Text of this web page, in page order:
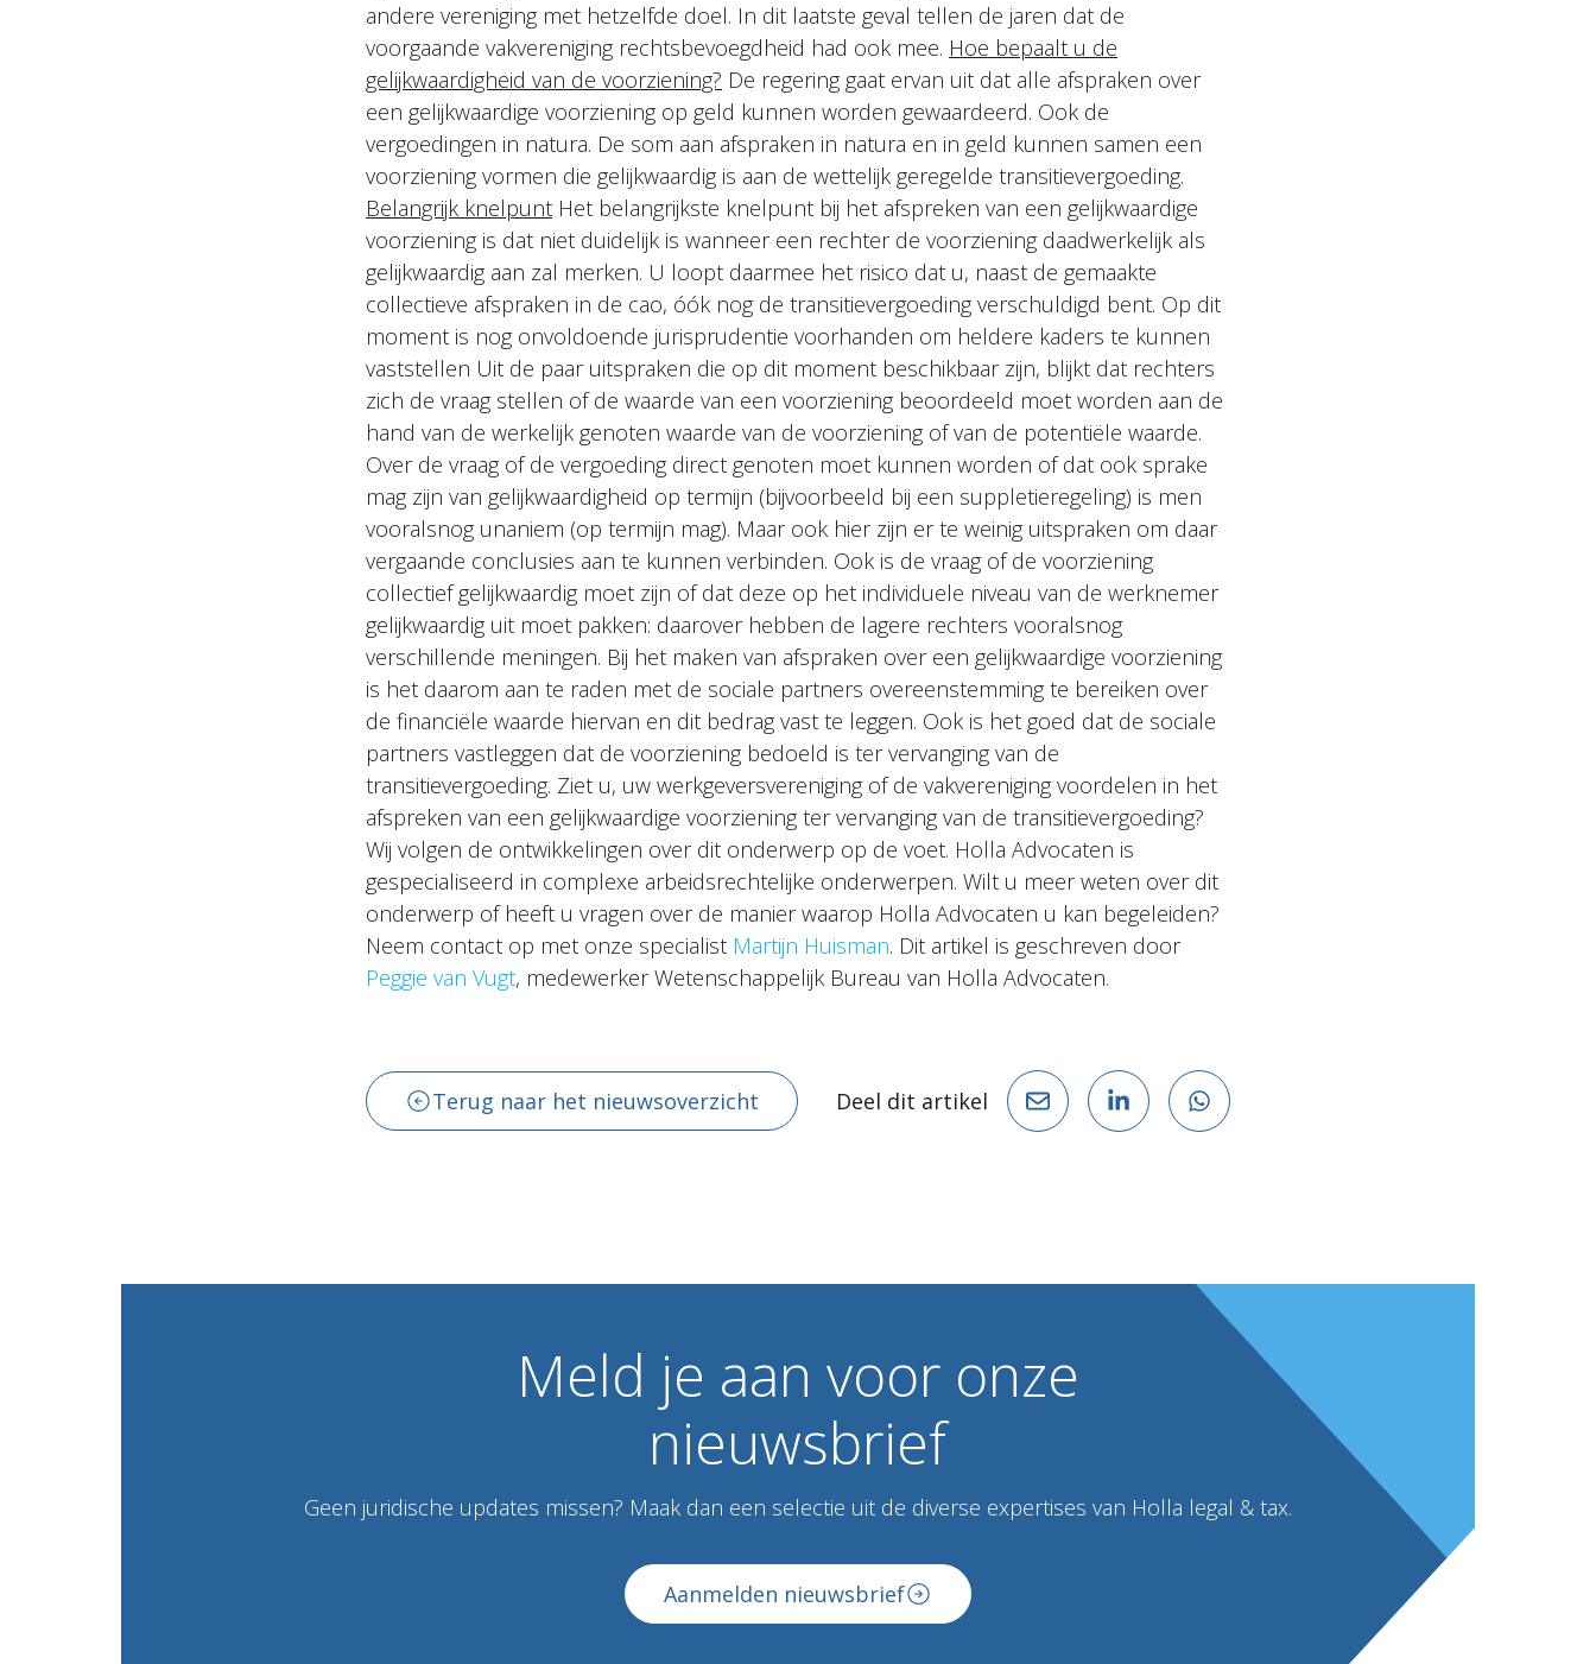
andere vereniging met hetzelfde doel. In dit laatste geval tellen de jaren dat de
voorgaande vakvereniging rechtsbevoegdheid had ook mee. Hoe bepaalt u de
gelijkwaardigheid van de voorziening? De regering gaat ervan uit dat alle afspraken over
een gelijkwaardige voorziening op geld kunnen worden gewaardeerd. Ook de
vergoedingen in natura. De som aan afspraken in natura en in geld kunnen samen een
voorziening vormen die gelijkwaardig is aan de wettelijk geregelde transitievergoeding.
Belangrijk knelpunt Het belangrijkste knelpunt bij het afspreken van een gelijkwaardige
voorziening is dat niet duidelijk is wanneer een rechter de voorziening daadwerkelijk als
gelijkwaardig aan zal merken. U loopt daarmee het risico dat u, naast de gemaakte
collectieve afspraken in de cao, óók nog de transitievergoeding verschuldigd bent. Op dit
moment is nog onvoldoende jurisprudentie voorhanden om heldere kaders te kunnen
vaststellen Uit de paar uitspraken die op dit moment beschikbaar zijn, blijkt dat rechters
zich de vraag stellen of de waarde van een voorziening beoordeeld moet worden aan de
hand van de werkelijk genoten waarde van de voorziening of van de potentiële waarde.
Over de vraag of de vergoeding direct genoten moet kunnen worden of dat ook sprake
mag zijn van gelijkwaardigheid op termijn (bijvoorbeeld bij een suppletieregeling) is men
vooralsnog unaniem (op termijn mag). Maar ook hier zijn er te weinig uitspraken om daar
vergaande conclusies aan te kunnen verbinden. Ook is de vraag of de voorziening
collectief gelijkwaardig moet zijn of dat deze op het individuele niveau van de werknemer
gelijkwaardig uit moet pakken: daarover hebben de lagere rechters vooralsnog
verschillende meningen. Bij het maken van afspraken over een gelijkwaardige voorziening
is het daarom aan te raden met de sociale partners overeenstemming te bereiken over
de financiële waarde hiervan en dit bedrag vast te leggen. Ook is het goed dat de sociale
partners vastleggen dat de voorziening bedoeld is ter vervanging van de
transitievergoeding. Ziet u, uw werkgeversvereniging of de vakvereniging voordelen in het
afspreken van een gelijkwaardige voorziening ter vervanging van de transitievergoeding?
Wij volgen de ontwikkelingen over dit onderwerp op de voet. Holla Advocaten is
gespecialiseerd in complexe arbeidsrechtelijke onderwerpen. Wilt u meer weten over dit
onderwerp of heeft u vragen over de manier waarop Holla Advocaten u kan begeleiden?
Neem contact op met onze specialist Martijn Huisman. Dit artikel is geschreven door
Peggie van Vugt, medewerker Wetenschappelijk Bureau van Holla Advocaten.
Terug naar het nieuwsoverzicht Deel dit artikel
Meld je aan voor onze
nieuwsbrief
Geen juridische updates missen? Maak dan een selectie uit de diverse expertises van Holla legal & tax.
Aanmelden nieuwsbrief